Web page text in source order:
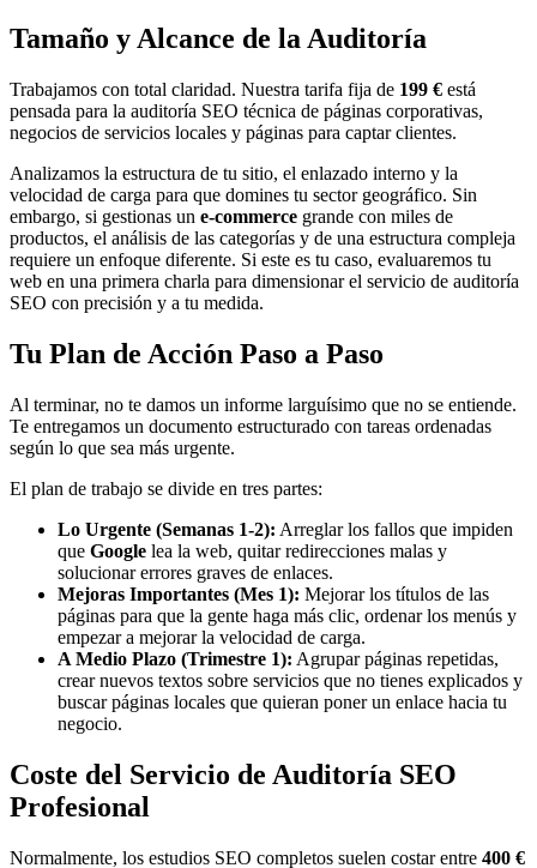
Tamaño y Alcance de la Auditoría
Trabajamos con total claridad. Nuestra tarifa fija de 199 € está
pensada para la auditoría SEO técnica de páginas corporativas,
negocios de servicios locales y páginas para captar clientes.
Analizamos la estructura de tu sitio, el enlazado interno y la
velocidad de carga para que domines tu sector geográfico. Sin
embargo, si gestionas un e-commerce grande con miles de
productos, el análisis de las categorías y de una estructura compleja
requiere un enfoque diferente. Si este es tu caso, evaluaremos tu
web en una primera charla para dimensionar el servicio de auditoría
SEO con precisión y a tu medida.
Tu Plan de Acción Paso a Paso
Al terminar, no te damos un informe larguísimo que no se entiende.
Te entregamos un documento estructurado con tareas ordenadas
según lo que sea más urgente.
El plan de trabajo se divide en tres partes:
Lo Urgente (Semanas 1-2): Arreglar los fallos que impiden
que Google lea la web, quitar redirecciones malas y
solucionar errores graves de enlaces.
Mejoras Importantes (Mes 1): Mejorar los títulos de las
páginas para que la gente haga más clic, ordenar los menús y
empezar a mejorar la velocidad de carga.
A Medio Plazo (Trimestre 1): Agrupar páginas repetidas,
crear nuevos textos sobre servicios que no tienes explicados y
buscar páginas locales que quieran poner un enlace hacia tu
negocio.
Coste del Servicio de Auditoría SEO
Profesional
Normalmente, los estudios SEO completos suelen costar entre 400 €